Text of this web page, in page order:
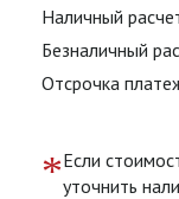
Наличный
Безналичный
Отсрочка
*Если
уточнить